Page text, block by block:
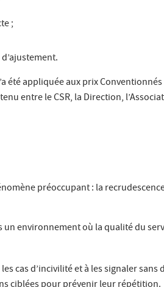
;
été appliquée aux prix
entre le CSR, la Direction,
préoccupant : la
environnement où la qualité du
cas d’incivilitéet à les signaler sans